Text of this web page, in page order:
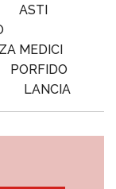
ASTI
MEDICI
PORFIDO
LANCIA